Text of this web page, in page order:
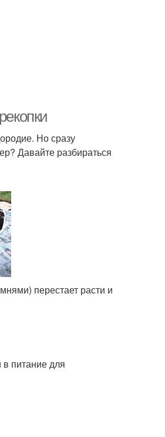
Но сразу
Давайте разбираться
перестает расти и
питание для